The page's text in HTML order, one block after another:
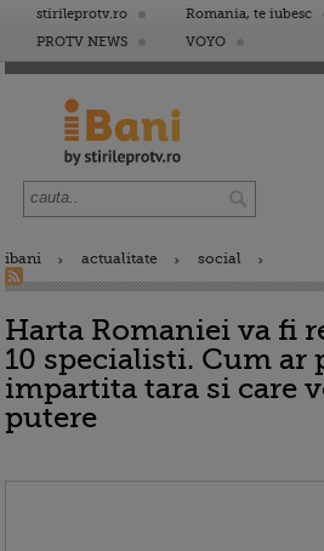
stirileprotv.ro Romania, te iubesc
PROTV NEWS
VOYO
ibani actualitate social
Harta Romaniei va fi
10 specialisti. Cum ar
impartita tara si care
putere